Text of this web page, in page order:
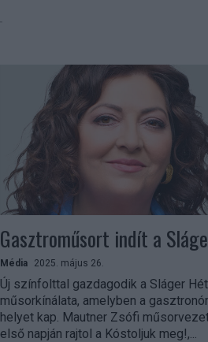
Gasztroműsort indít a
Média 2025. május 26.
Új színfolttal gazdagodik a Sláger
műsorkínálata, amelyben a
helyet kap. Mautner Zsófi
első napján rajtol a Kóstoljuk meg!,...